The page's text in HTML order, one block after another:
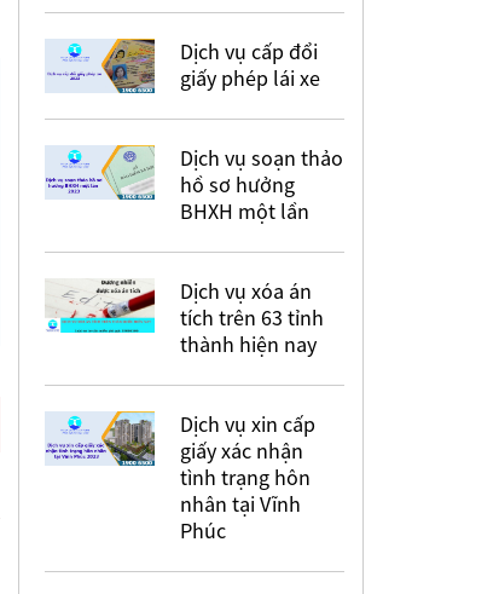
Dịch vụ cấp đổi
giấy phép lái xe
Dịch vụ soạn thảo
hồ sơ hưởng
BHXH một lần
Dịch vụ xóa án
tích trên 63 tỉnh
thành hiện nay
Dịch vụ xin cấp
giấy xác nhận
tình trạng hôn
nhân tại Vĩnh
Phúc